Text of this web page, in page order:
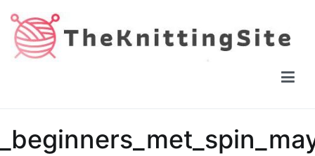
Skip
content